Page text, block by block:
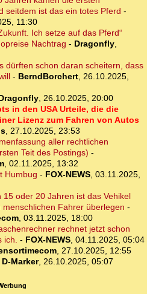
seitdem ist das ein totes Pferd -
11:30
Ich setze auf das Pferd“
Nachtrag - Dragonfly,
dürften schon daran scheitern, dass
- BerndBorchert, 26.10.2025,
, 26.10.2025, 20:00
in den USA Urteile, die die
Lizenz zum Fahren von Autos
, 27.10.2025, 23:53
aller rechtlichen
Teit des Postings) -
, 02.11.2025, 13:32
Humbug - FOX-NEWS, 03.11.2025,
15 oder 20 Jahren ist das Vehikel
menschlichen Fahrer überlegen -
, 03.11.2025, 18:00
rechnet jetzt schon
ich. - FOX-NEWS, 04.11.2025, 05:04
, 27.10.2025, 12:55
D-Marker, 26.10.2025, 05:07